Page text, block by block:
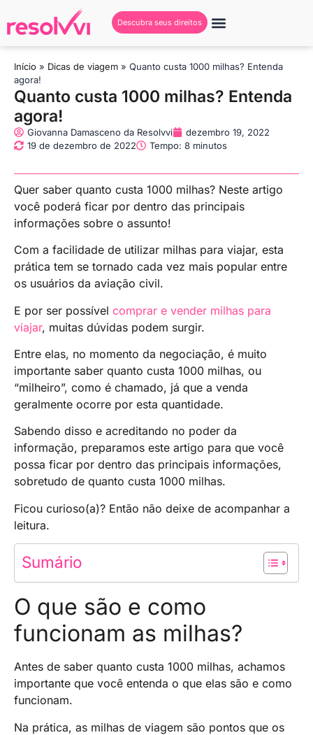
Descubra seus direitos
Início » Dicas de viagem » Quanto custa 1000 milhas? Entenda
agora!
Quanto custa 1000 milhas? Entenda
agora!
Giovanna Damasceno da Resolvvi
dezembro 19, 2022
19 de dezembro de 2022
Tempo: 8 minutos
Quer saber quanto custa 1000 milhas? Neste artigo
você poderá ficar por dentro das principais
informações sobre o assunto!
Com a facilidade de utilizar milhas para viajar, esta
prática tem se tornado cada vez mais popular entre
os usuários da aviação civil.
E por ser possível comprar e vender milhas para
viajar, muitas dúvidas podem surgir.
Entre elas, no momento da negociação, é muito
importante saber quanto custa 1000 milhas, ou
“milheiro”, como é chamado, já que a venda
geralmente ocorre por esta quantidade.
Sabendo disso e acreditando no poder da
informação, preparamos este artigo para que você
possa ficar por dentro das principais informações,
sobretudo de quanto custa 1000 milhas.
Ficou curioso(a)? Então não deixe de acompanhar a
leitura.
Sumário
O que são e como
funcionam as milhas?
Antes de saber quanto custa 1000 milhas, achamos
importante que você entenda o que elas são e como
funcionam.
Na prática, as milhas de viagem são pontos que os